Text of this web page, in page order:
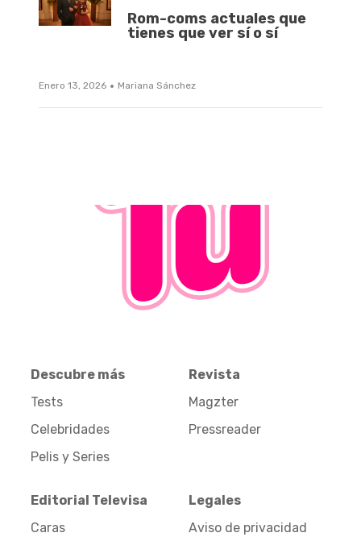
Rom-coms actuales que
tienes que ver sí o sí
Enero 13, 2026 · Mariana Sánchez
Descubre más
Tests
Celebridades
Pelis y Series
Revista
Magzter
Pressreader
Editorial Televisa
Caras
Legales
Aviso de privacidad